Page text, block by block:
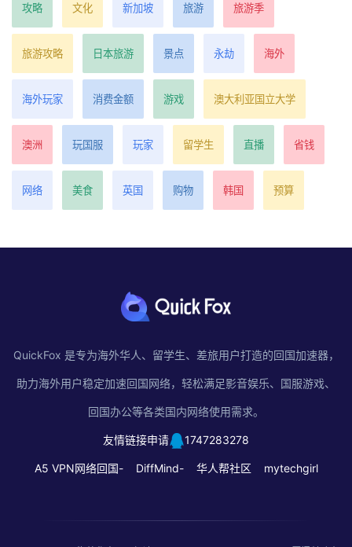
攻略 文化 新加坡 旅游 旅游季
旅游攻略 日本旅游 景点 永劫 海外
海外玩家 消费金额 游戏 澳大利亚国立大学
澳洲 玩国服 玩家 留学生 直播 省钱
网络 美食 英国 购物 韩国 预算
QuickFox 是专为海外华人、留学生、差旅用户打造的回国加速器，
助力海外用户稳定加速回国网络，轻松满足影音娱乐、国服游戏、
回国办公等各类国内网络使用需求。
友情链接申请 1747283278
A5 VPN网络回国- DiffMind- 华人帮社区 mytechgirl